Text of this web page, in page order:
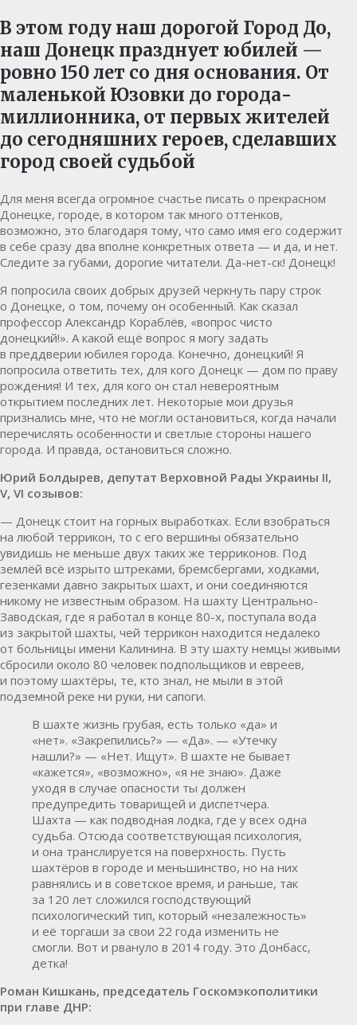
В этом году наш дорогой Город До,
наш Донецк празднует юбилей —
ровно 150 лет со дня основания. От
маленькой Юзовки до города-
миллионника, от первых жителей
до сегодняшних героев, сделавших
город своей судьбой
Для меня всегда огромное счастье писать о прекрасном
Донецке, городе, в котором так много оттенков,
возможно, это благодаря тому, что само имя его содержит
в себе сразу два вполне конкретных ответа — и да, и нет.
Следите за губами, дорогие читатели. Да-нет-ск! Донецк!
Я попросила своих добрых друзей черкнуть пару строк
о Донецке, о том, почему он особенный. Как сказал
профессор Александр Кораблёв, «вопрос чисто
донецкий!». А какой ещё вопрос я могу задать
в преддверии юбилея города. Конечно, донецкий! Я
попросила ответить тех, для кого Донецк — дом по праву
рождения! И тех, для кого он стал невероятным
открытием последних лет. Некоторые мои друзья
признались мне, что не могли остановиться, когда начали
перечислять особенности и светлые стороны нашего
города. И правда, остановиться сложно.
Юрий Болдырев, депутат Верховной Рады Украины II,
V, VI созывов:
— Донецк стоит на горных выработках. Если взобраться
на любой террикон, то с его вершины обязательно
увидишь не меньше двух таких же терриконов. Под
землёй всё изрыто штреками, бремсбергами, ходками,
гезенками давно закрытых шахт, и они соединяются
никому не известным образом. На шахту Центрально-
Заводская, где я работал в конце 80-х, поступала вода
из закрытой шахты, чей террикон находится недалеко
от больницы имени Калинина. В эту шахту немцы живыми
сбросили около 80 человек подпольщиков и евреев,
и поэтому шахтёры, те, кто знал, не мыли в этой
подземной реке ни руки, ни сапоги.
В шахте жизнь грубая, есть только «да» и
«нет». «Закрепились?» — «Да». — «Утечку
нашли?» — «Нет. Ищут». В шахте не бывает
«кажется», «возможно», «я не знаю». Даже
уходя в случае опасности ты должен
предупредить товарищей и диспетчера.
Шахта — как подводная лодка, где у всех одна
судьба. Отсюда соответствующая психология,
и она транслируется на поверхность. Пусть
шахтёров в городе и меньшинство, но на них
равнялись и в советское время, и раньше, так
за 120 лет сложился господствующий
психологический тип, который «незалежность»
и её торгаши за свои 22 года изменить не
смогли. Вот и рвануло в 2014 году. Это Донбасс,
детка!
Роман Кишкань, председатель Госкомэкополитики
при главе ДНР: